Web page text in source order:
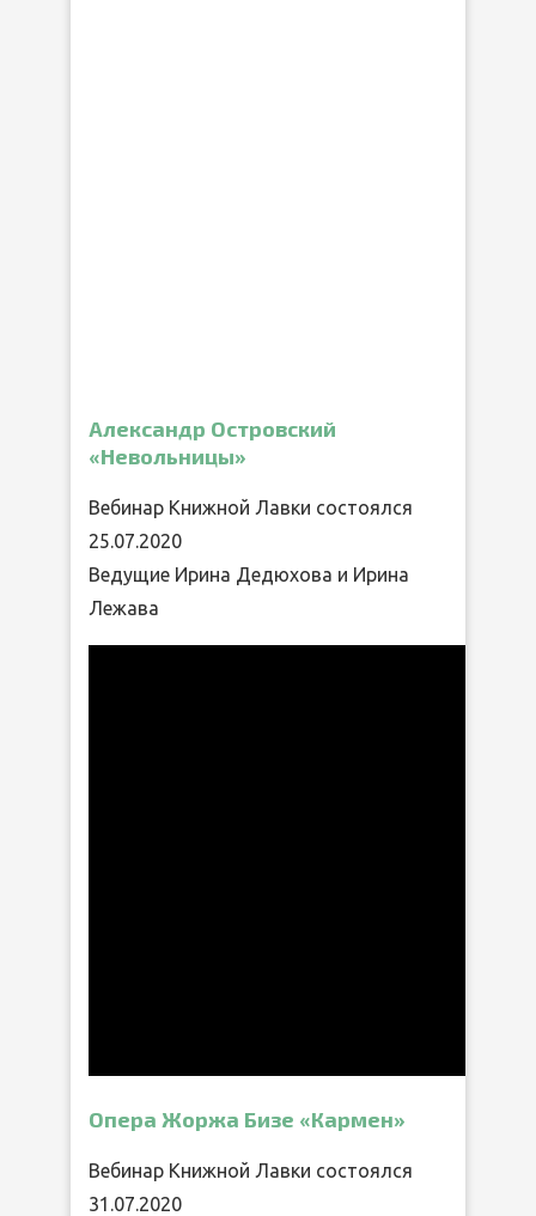
Александр Островский
«Невольницы»
Вебинар Книжной Лавки состоялся
25.07.2020
Ведущие Ирина Дедюхова и Ирина
Лежава
Опера Жоржа Бизе «Кармен»
Вебинар Книжной Лавки состоялся
31.07.2020